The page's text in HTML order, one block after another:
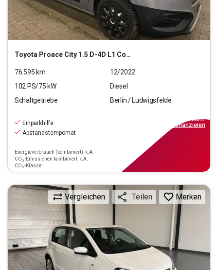
Toyota Proace City 1.5 D-4D L1 Comfort S/S (EURO 6d)
76.595 km
12/2022
102 PS/75 kW
Diesel
Schaltgetriebe
Berlin / Ludwigsfelde
Einparkhilfe
Abstandstempomat
Energieverbrauch (kombiniert): k.A.
CO₂-Emissionen kombiniert: k.A.
CO₂-Klasse:
inkl.MwSt.
finanzieren
Vergleichen Teilen Merken